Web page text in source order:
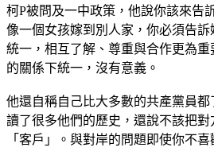
柯P被問及一中政策，他說你該來告
像一個女孩嫁到別人家，你必須告
統一，相互了解、尊重與合作更為
的關係下統一，沒有意義。
他還自稱自己比大多數的共產黨員
讀了很多他們的歷史，還說不該把
「客戶」。與對岸的問題即使你不喜